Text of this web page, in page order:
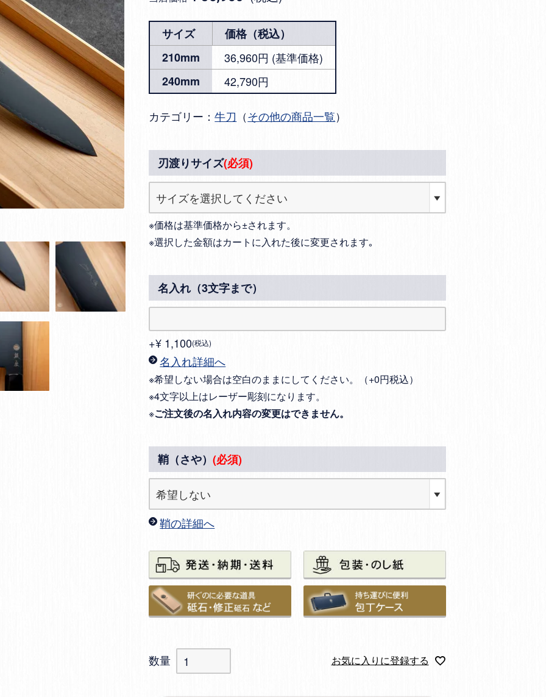
サイズ
価格（税込）
210mm
36,960円 (基準価格)
240mm
42,790円
カテゴリー：牛刀 （その他の商品一覧）
刃渡りサイズ(必須)
※価格は基準価格から±されます。
※選択した金額はカートに入れた後に変更されます｡
名入れ（3文字まで）
+¥ 1,100 税込
名入れ詳細へ
※希望しない場合は空白のままにしてください。（+0円税込）
※4文字以上はレーザー彫刻になります。
※ご注文後の名入れ内容の変更はできません。
鞘（さや）(必須)
鞘の詳細へ
お気に入りに登録する